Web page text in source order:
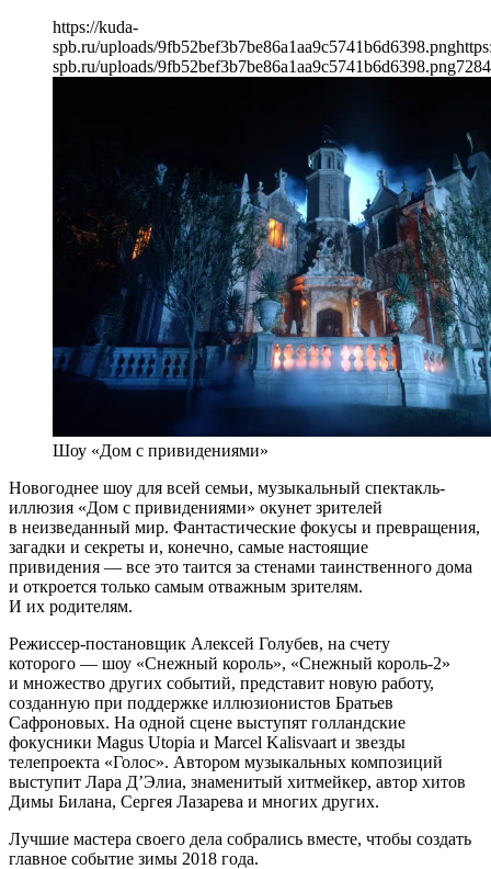
https://kuda-
spb.ru/uploads/9fb52bef3b7be86a1aa9c5741b6d6398.png
spb.ru/uploads/9fb52bef3b7be86a1aa9c5741b6d6398.png728
Шоу «Дом с привидениями»
Новогоднее шоу для всей семьи, музыкальный спектакль-
иллюзия «Дом с привидениями» окунет зрителей
в неизведанный мир. Фантастические фокусы и превращения,
загадки и секреты и, конечно, самые настоящие
привидения — все это таится за стенами таинственного дома
и откроется только самым отважным зрителям.
И их родителям.
Режиссер-постановщик Алексей Голубев, на счету
которого — шоу «Снежный король», «Снежный король-2»
и множество других событий, представит новую работу,
созданную при поддержке иллюзионистов Братьев
Сафроновых. На одной сцене выступят голландские
фокусники Magus Utopia и Marcel Kalisvaart и звезды
телепроекта «Голос». Автором музыкальных композиций
выступит Лара Д’Элиа, знаменитый хитмейкер, автор хитов
Димы Билана, Сергея Лазарева и многих других.
Лучшие мастера своего дела собрались вместе, чтобы создать
главное событие зимы 2018 года.